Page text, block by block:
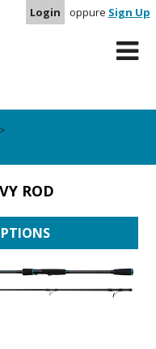
Login oppure Sign Up
ROD